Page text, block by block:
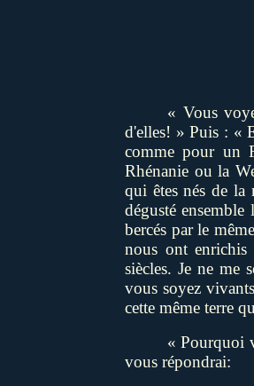
« Vous
d'elles! » Puis : «
comme pour un
Rhénanie ou la
qui êtes nés de la
dégusté
bercés par le
nous ont enrichis
siècles. Je ne me
vous soyez
cette même terre
« Pourquoi
vous répondrai: